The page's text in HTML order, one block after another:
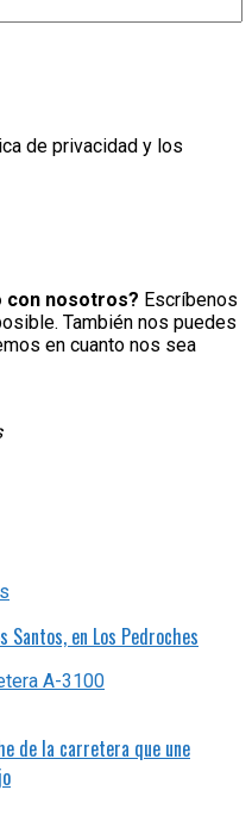
de privacidad y los
con nosotros? Escríbenos
También nos puedes
en cuanto nos sea
Santos, en Los Pedroches
de la carretera que une